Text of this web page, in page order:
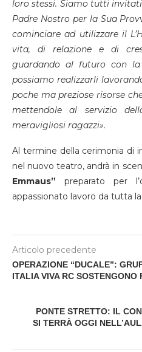
loro stessi. Siamo tutti
Padre Nostro per la Sua
cominciare ad utilizzare il
vita, di relazione e di
guardando al futuro con
possiamo realizzarli
poche ma preziose risorse
mettendole al servizio
meravigliosi ragazzi».
Al termine della cerimonia di
nel nuovo teatro, andrà in
Emmaus” preparato per
appassionato lavoro da tutta
Articolo precedente
OPERAZIONE “DUCALE”:
ITALIA VIVA RC SOSTENGONO
PONTE STRETTO: IL
SI TERRÀ OGGI